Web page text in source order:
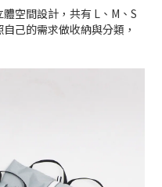
空間設計，共有 L、M、S
己的需求做收納與分類，